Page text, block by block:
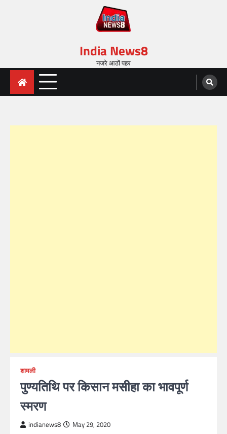
India News8
नजरे आठों पहर
शामली
पुण्यतिथि पर किसान मसीहा का भावपूर्ण
स्मरण
indianews8 May 29, 2020